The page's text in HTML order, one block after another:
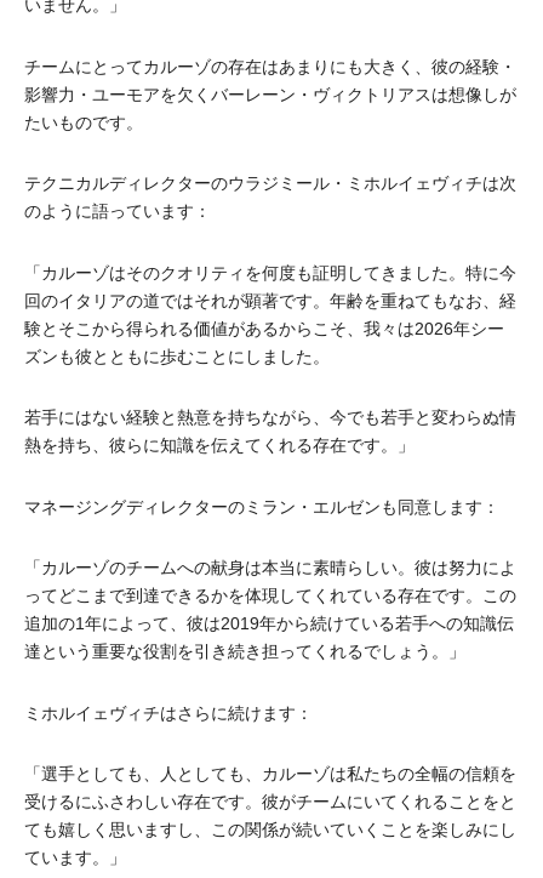
いません。」
チームにとってカルーゾの存在はあまりにも大きく、彼の経験・
影響力・ユーモアを欠くバーレーン・ヴィクトリアスは想像しが
たいものです。
テクニカルディレクターのウラジミール・ミホルイェヴィチは次
のように語っています：
「カルーゾはそのクオリティを何度も証明してきました。特に今
回のイタリアの道ではそれが顕著です。年齢を重ねてもなお、経
験とそこから得られる価値があるからこそ、我々は2026年シー
ズンも彼とともに歩むことにしました。
若手にはない経験と熱意を持ちながら、今でも若手と変わらぬ情
熱を持ち、彼らに知識を伝えてくれる存在です。」
マネージングディレクターのミラン・エルゼンも同意します：
「カルーゾのチームへの献身は本当に素晴らしい。彼は努力によ
ってどこまで到達できるかを体現してくれている存在です。この
追加の1年によって、彼は2019年から続けている若手への知識伝
達という重要な役割を引き続き担ってくれるでしょう。」
ミホルイェヴィチはさらに続けます：
「選手としても、人としても、カルーゾは私たちの全幅の信頼を
受けるにふさわしい存在です。彼がチームにいてくれることをと
ても嬉しく思いますし、この関係が続いていくことを楽しみにし
ています。」